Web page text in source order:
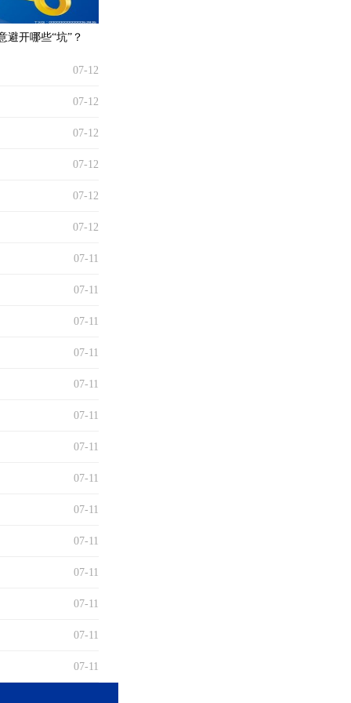
避开哪些“坑”？
07-12
07-12
07-12
07-12
07-12
07-12
07-11
07-11
07-11
07-11
07-11
07-11
07-11
07-11
07-11
07-11
07-11
07-11
07-11
07-11